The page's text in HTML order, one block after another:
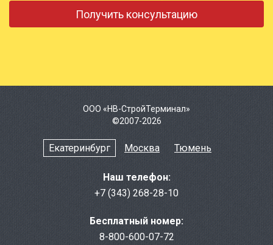
ООО «НВ-СтройТерминал»
©2007-2026
Екатеринбург Москва Тюмень
Наш телефон:
+7 (343) 268-28-10
Бесплатный номер:
8-800-600-07-72